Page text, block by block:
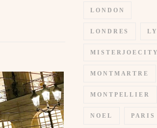
LONDON
LONDRES
MISTERJOECITY
MONTMARTRE
MONTPELLIER
NOEL PARIS